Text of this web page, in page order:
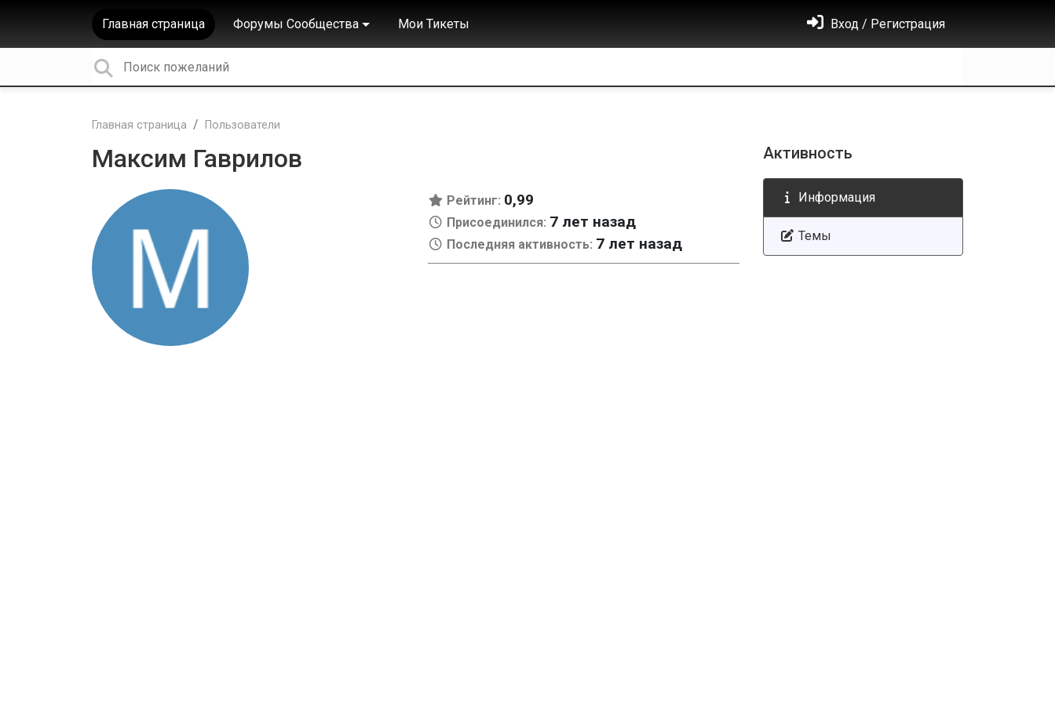
Главная страница Форумы Сообщества Мои Тикеты Вход / Регистрация
Главная страница Пользователи
Максим Гаврилов
Рейтинг: 0,99
Присоединился: 7 лет назад
Последняя активность: 7 лет назад
Активность
Информация
Темы